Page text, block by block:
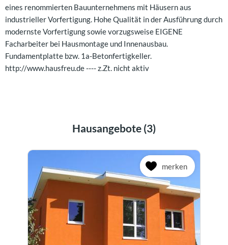
eines renommierten Bauunternehmens mit Häusern aus
industrieller Vorfertigung. Hohe Qualität in der Ausführung durch
modernste Vorfertigung sowie vorzugsweise EIGENE
Facharbeiter bei Hausmontage und Innenausbau.
Fundamentplatte bzw. 1a-Betonfertigkeller.
http://www.hausfreu.de ---- z.Zt. nicht aktiv
Hausangebote (3)
merken